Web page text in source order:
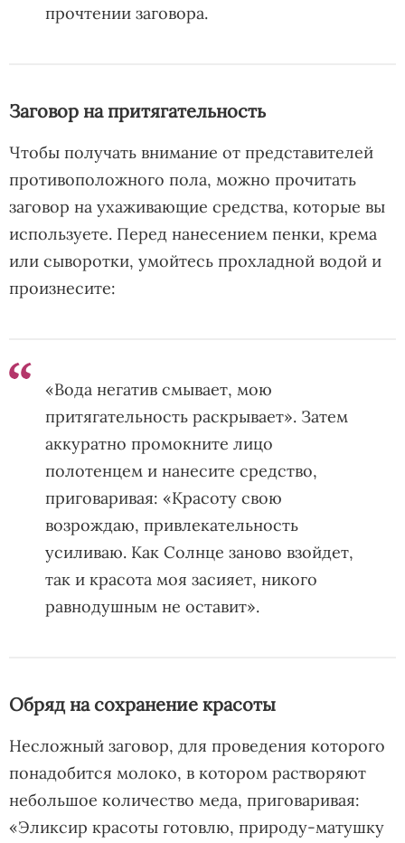
прочтении заговора.
Заговор на притягательность
Чтобы получать внимание от представителей
противоположного пола, можно прочитать
заговор на ухаживающие средства, которые вы
используете. Перед нанесением пенки, крема
или сыворотки, умойтесь прохладной водой и
произнесите:
«Вода негатив смывает, мою
притягательность раскрывает». Затем
аккуратно промокните лицо
полотенцем и нанесите средство,
приговаривая: «Красоту свою
возрождаю, привлекательность
усиливаю. Как Солнце заново взойдет,
так и красота моя засияет, никого
равнодушным не оставит».
Обряд на сохранение красоты
Несложный заговор, для проведения которого
понадобится молоко, в котором растворяют
небольшое количество меда, приговаривая:
«Эликсир красоты готовлю, природу-матушку